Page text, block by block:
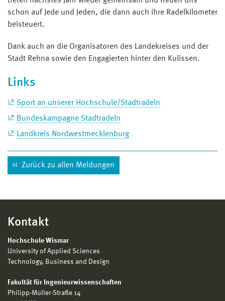
schon auf Jede und Jeden, die dann auch ihre Radelkilometer
beisteuert.
Dank auch an die Organisatoren des Landekreises und der
Stadt Rehna sowie den Engagierten hinter den Kulissen.
Links
Sport an unserer Hochschule/Stadtradeln
Bundeskampagne Stadtradeln
Landkreis Nordwestmecklenburg
Zurück zu allen Meldungen
Kontakt
Hochschule Wismar
University of Applied Sciences
Technology, Business and Design
Fakultät für Ingenieurwissenschaften
Philipp-Müller-Straße 14